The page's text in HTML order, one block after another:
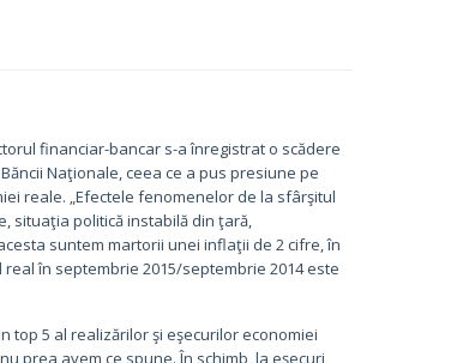
financiar-bancar s-a înregistrat o scădere
Naţionale, ceea ce a pus presiune pe
reale. „Efectele fenomenelor de la sfârşitul
situaţia politică instabilă din ţară,
suntem martorii unei inflaţii de 2 cifre, în
în septembrie 2015/septembrie 2014 este
top 5 al realizărilor şi eşecurilor economiei
prea avem ce spune. În schimb, la eşecuri